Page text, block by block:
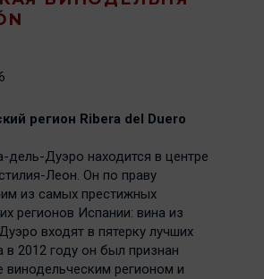
регион Ribera del Duero
дель-Дуэро находится в центре
Леон. Он по праву
из самых престижных
регионов Испании: вина из
входят в пятерку лучших
в 2012 году он был признан
винодельческим регионом и